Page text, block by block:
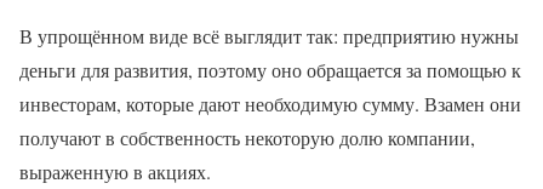
В упрощённом виде всё выглядит так: предприятию нужны
деньги для развития, поэтому оно обращается за помощью к
инвесторам, которые дают необходимую сумму. Взамен они
получают в собственность некоторую долю компании,
выраженную в акциях.